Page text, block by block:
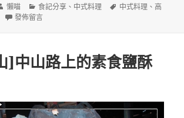
作
者
懶喵
分
類
食記分享 、 中式料理
標
中式料理 、高
在〈[高雄鳳山]珍味土雞城 鮑魚水鴨 鳳山橋下〉
發佈留言
]中山路上的素食鹽酥